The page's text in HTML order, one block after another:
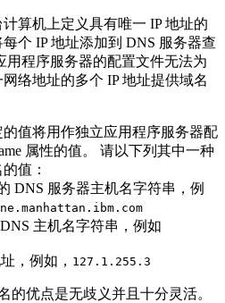
算机上定义具有唯一 IP 地址的
个 IP 地址添加到 DNS 服务器查
用程序服务器的配置文件无法为
络地址的多个 IP 地址提供域名
值将用作独立应用程序服务器配
属性的值。 请以下列其中一种
值：
DNS 服务器主机名字符串，例
主机名字符串，例如
，例如， 127.1.255.3
的优点是无歧义并且十分灵活。